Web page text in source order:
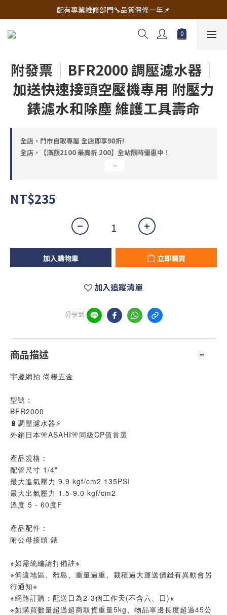
🔧電動工具&五金唯一首選 宇慶五金網拍🔧
配有專業維修部門🔧品質保修一年📌
🔧電動工具&五金唯一首選 宇慶五金網拍🔧
附發票｜BFR2000 調壓濾水器｜
加送快速接頭空壓機專用 附壓力
錶濾水和除塵 維護工具壽命
全店，門市自取專屬 全店即享98折!
全店，【滿額2100 最高折 200】全站限時優惠中！
NT$235
加入購物車 立即購買
加入追蹤清單
分享到
商品描述
宇慶網拍 尚椿五金
型號：
BFR2000
🔋調壓濾水器⚡
外銷日本🎌ASAHI🎌同級CP值首選
產品規格：
配管尺寸 1/4"
最大進氣壓力 9.9 kgf/cm2 135PSI
最大出氣壓力 1.5-9.0 kgf/cm2
溫度 5 - 60度F
產品配件：
附公母接頭 錶
※如需統編請打備註※
※偏遠地區、離島、重量過重、裁積過大運送價錢有異動會另
行通知※
※網路訂購：配送日為2-3個工作天(不含六、日)※
※如購買數量超過超商取貨重量5kg、物品單邊長度超過45公